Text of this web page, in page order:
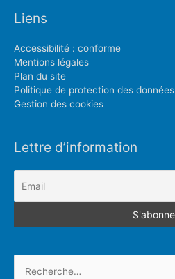
Liens
Accessibilité : conforme
Mentions légales
Plan du site
Politique de protection des données
Gestion des cookies
Lettre d’information